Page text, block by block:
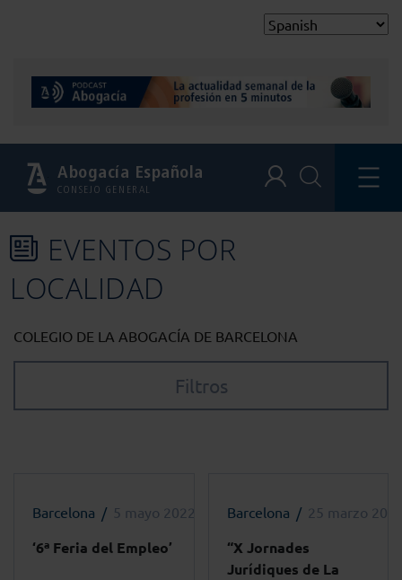
Abogacía Española
CONSEJO GENERAL
EVENTOS POR
LOCALIDAD
COLEGIO DE LA ABOGACÍA DE BARCELONA
Filtros
Barcelona 5 mayo 2022 - 10:00h
‘6ª Feria del Empleo’
Barcelona 25 marzo
“X Jornades
Jurídiques de La